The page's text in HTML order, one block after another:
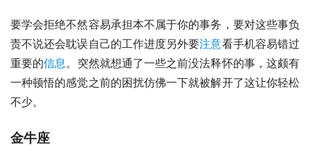
要学会拒绝不然容易承担本不属于你的事务，要对这些事负
责不说还会耽误自己的工作进度另外要注意看手机容易错过
重要的信息。突然就想通了一些之前没法释怀的事，这颇有
一种顿悟的感觉之前的困扰仿佛一下就被解开了这让你轻松
不少。
金牛座